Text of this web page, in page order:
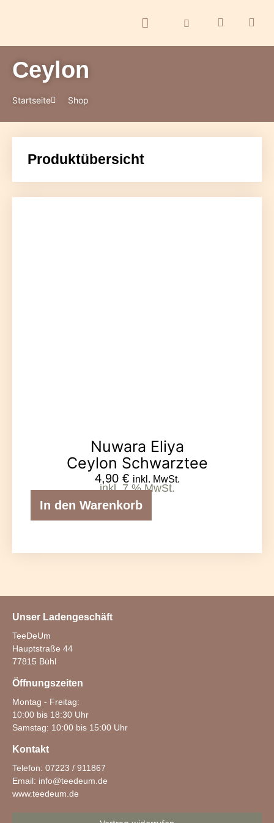
Ceylon
Startseite Shop
Produktübersicht
Nuwara Eliya
Ceylon Schwarztee
4,90 € inkl. MwSt.
inkl. 7 % MwSt.
In den Warenkorb
Unser Ladengeschäft
TeeDeUm
Hauptstraße 44
77815 Bühl
Öffnungszeiten
Montag - Freitag:
10:00 bis 18:30 Uhr
Samstag: 10:00 bis 15:00 Uhr
Kontakt
Telefon: 07223 / 911867
Email: info@teedeum.de
www.teedeum.de